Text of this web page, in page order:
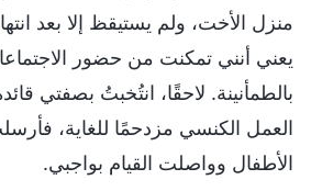
منزل الأخت، ولم يستيقظ إلا بعد
يعني أنني تمكنت من حضور
بالطمأنينة. لاحقًا، انتُخبتُ بصفتي
العمل الكنسي مزدحمًا للغاية،
الأطفال وواصلت القيام بواجبي.